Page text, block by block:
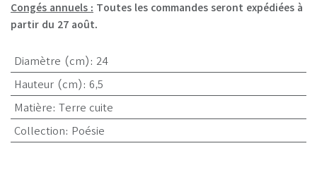
Congés annuels : Toutes les commandes seront expédiées à
partir du 27 août.
Diamètre (cm): 24
Hauteur (cm): 6,5
Matière: Terre cuite
Collection: Poésie